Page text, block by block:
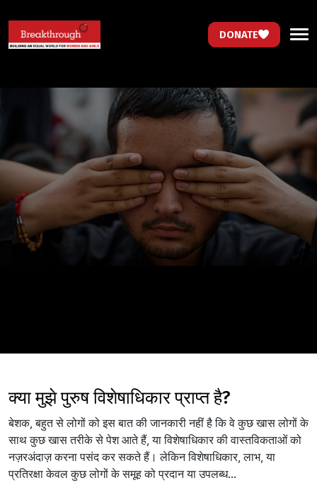
DONATE
क्या मुझे पुरुष विशेषाधिकार प्राप्त है?
बेशक, बहुत से लोगों को इस बात की जानकारी नहीं है कि वे कुछ खास लोगों के
साथ कुछ खास तरीके से पेश आते हैं, या विशेषाधिकार की वास्तविकताओं को
नज़रअंदाज़ करना पसंद कर सकते हैं। लेकिन विशेषाधिकार, लाभ, या
प्रतिरक्षा केवल कुछ लोगों के समूह को प्रदान या उपलब्ध...